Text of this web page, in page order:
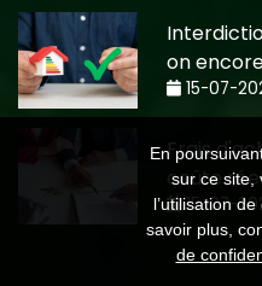
on
15-07-
Frais
coûte
15-07-
En
sur ce site,
l’utilisation
savoir plus,
de